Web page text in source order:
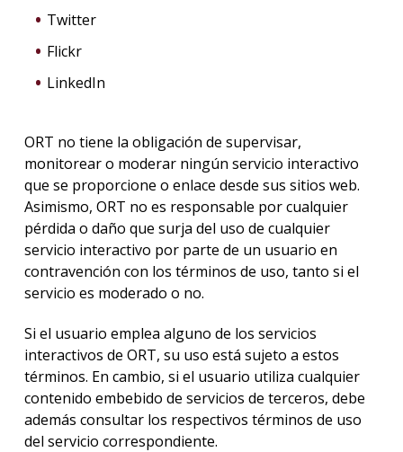
Twitter
Flickr
LinkedIn
ORT no tiene la obligación de supervisar,
monitorear o moderar ningún servicio interactivo
que se proporcione o enlace desde sus sitios web.
Asimismo, ORT no es responsable por cualquier
pérdida o daño que surja del uso de cualquier
servicio interactivo por parte de un usuario en
contravención con los términos de uso, tanto si el
servicio es moderado o no.
Si el usuario emplea alguno de los servicios
interactivos de ORT, su uso está sujeto a estos
términos. En cambio, si el usuario utiliza cualquier
contenido embebido de servicios de terceros, debe
además consultar los respectivos términos de uso
del servicio correspondiente.